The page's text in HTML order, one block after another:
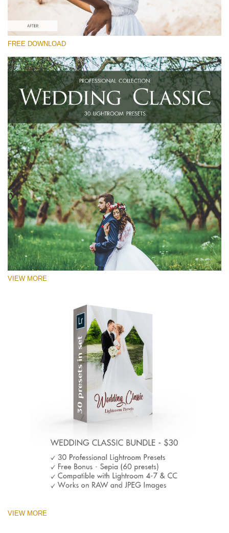
(2067 Lr Presets)
Free download
FREE DOWNLOAD
VIEW MORE
VIEW MORE